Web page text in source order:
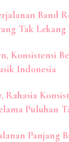
Band
Tak Lekang
Konsistensi
Indonesia
Rahasia
Puluhan
Panjang